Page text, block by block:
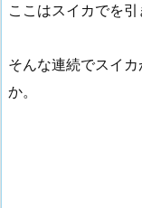
ここはスイカでを引
そんな連続でスイ
か。